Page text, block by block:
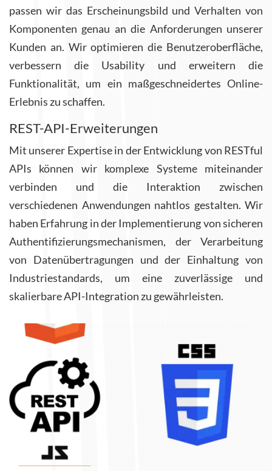
passen wir das Erscheinungsbild und Verhalten von
Komponenten genau an die Anforderungen unserer
Kunden an. Wir optimieren die Benutzeroberfläche,
verbessern die Usability und erweitern die
Funktionalität, um ein maßgeschneidertes Online-
Erlebnis zu schaffen.
REST-API-Erweiterungen
Mit unserer Expertise in der Entwicklung von RESTful
APIs können wir komplexe Systeme miteinander
verbinden und die Interaktion zwischen
verschiedenen Anwendungen nahtlos gestalten. Wir
haben Erfahrung in der Implementierung von sicheren
Authentifizierungsmechanismen, der Verarbeitung
von Datenübertragungen und der Einhaltung von
Industriestandards, um eine zuverlässige und
skalierbare API-Integration zu gewährleisten.